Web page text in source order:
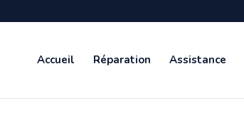
Accueil Réparation Assistance